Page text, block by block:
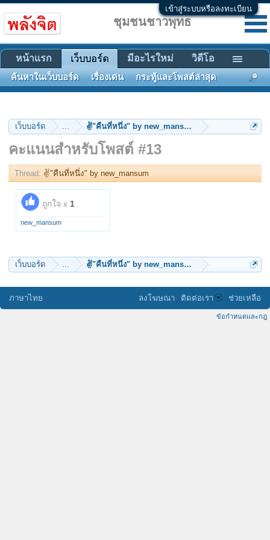
เข้าสู่ระบบหรือลงทะเบียน
เว็บบอร์ด ... ✌"คืนที่หนึ่ง" by new_mansum
คะแนนสำหรับโพสต์ #13
Thread: ✌"คืนที่หนึ่ง" by new_mansum
ถูกใจ x 1
new_mansum
เว็บบอร์ด ... ✌"คืนที่หนึ่ง" by new_mansum
ชุมชนชาวพุทธ
หน้าแรก เว็บบอร์ด
ค้นหาในเว็บบอร์ด เรื่องเด่น กระทู้และโพสต์ล่าสุด
มีอะไรใหม่ วิดีโอ
ภาษาไทย ลงโฆษณา ติดต่อเรา ช่วยเหลือ
ข้อกำหนดและกฎ